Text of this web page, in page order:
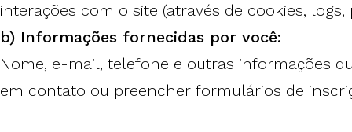
interações com o site (através de cookies,
b) Informações fornecidas por você:
Nome, e-mail, telefone e outras informações
em contato ou preencher formulários de